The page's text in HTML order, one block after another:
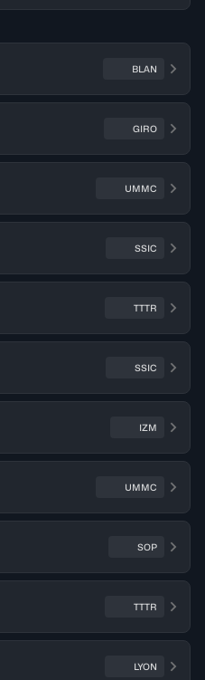
BLAN
GIRO
UMMC
SSIC
TTTR
SSIC
IZM
UMMC
SOP
TTTR
LYON